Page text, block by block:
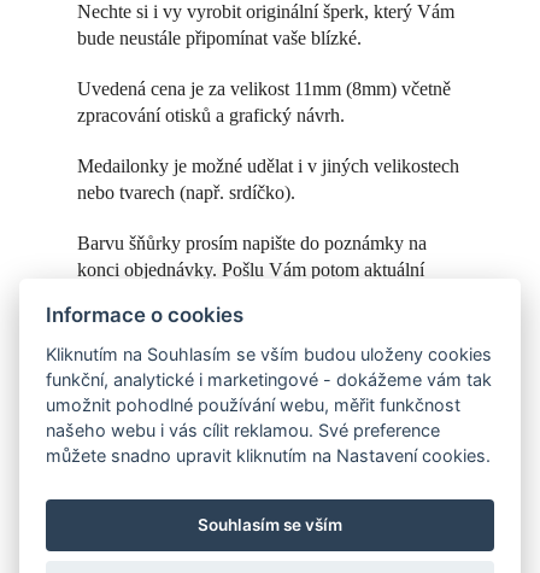
Nechte si i vy vyrobit originální šperk, který Vám
bude neustále připomínat vaše blízké.
Uvedená cena je za velikost 11mm (8mm) včetně
zpracování otisků a grafický návrh.
Medailonky je možné udělat i v jiných velikostech
nebo tvarech (např. srdíčko).
Barvu šňůrky prosím napište do poznámky na
konci objednávky. Pošlu Vám potom aktuální
Medailonky ve stříbře objednávejtezde
Informace o cookies
Kliknutím na Souhlasím se vším budou uloženy cookies
funkční, analytické i marketingové - dokážeme vám tak
umožnit pohodlné používání webu, měřit funkčnost
našeho webu i vás cílit reklamou. Své preference
můžete snadno upravit kliknutím na Nastavení cookies.
Souhlasím se vším